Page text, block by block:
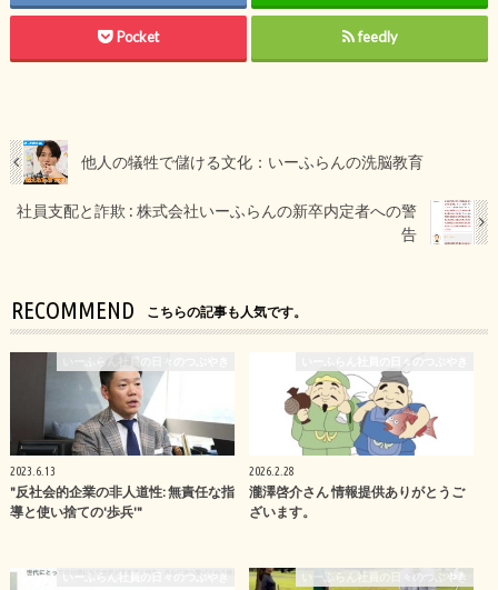
Pocket feedly
他人の犠牲で儲ける文化：いーふらんの洗脳教育
社員支配と詐欺 : 株式会社いーふらんの新卒内定者への警
告
RECOMMEND こちらの記事も人気です。
2023.6.13
"反社会的企業の非人道性: 無責任な指
導と使い捨ての'歩兵'"
いーふらん社員の日々のつぶやき
2026.2.28
瀧澤啓介さん 情報提供ありがとうご
ざいます。
いーふらん社員の日々のつぶやき いーふらん社員の日々のつぶやき